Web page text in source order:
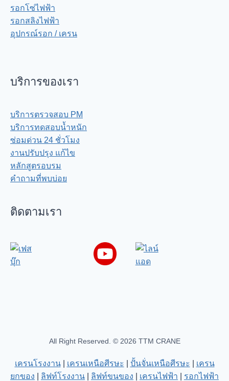
รอกโซ่ไฟฟ้า
รอกสลิงไฟฟ้า
อุปกรณ์รอก / เครน
บริการของเรา
บริการตรวจสอบ PM
บริการทดสอบน้ำหนัก
ซ่อมด่วน 24 ชั่วโมง
งานปรับปรุง แก้ไข
หลักสูตรอบรม
คำถามที่พบบ่อย
ติดตามเรา
All Right Reserved. © 2026 TTM CRANE
เครนโรงงาน| เครนเหนือศีรษะ ปั้นจั่นเหนือศีรษะ
เครน
ยกของ
ลิฟท์โรงงาน ลิฟท์ขนของ เครนไฟฟ้า รอกไฟฟ้า